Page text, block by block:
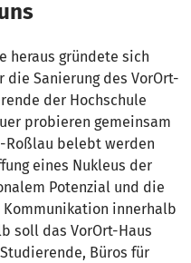
heraus gründete sich
die Sanierung des VorOrt-
der Hochschule
probieren gemeinsam
Roßlau belebt werden
eines Nukleus der
Potenzial und die
innerhalb
soll das VorOrt-Haus
Büros für